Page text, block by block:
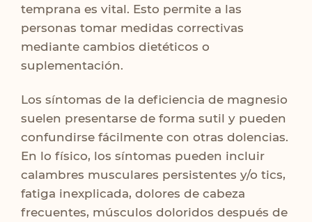
temprana es vital. Esto permite a las
personas tomar medidas correctivas
mediante cambios dietéticos o
suplementación.
Los síntomas de la deficiencia de magnesio
suelen presentarse de forma sutil y pueden
confundirse fácilmente con otras dolencias.
En lo físico, los síntomas pueden incluir
calambres musculares persistentes y/o tics,
fatiga inexplicada, dolores de cabeza
frecuentes, músculos doloridos después de